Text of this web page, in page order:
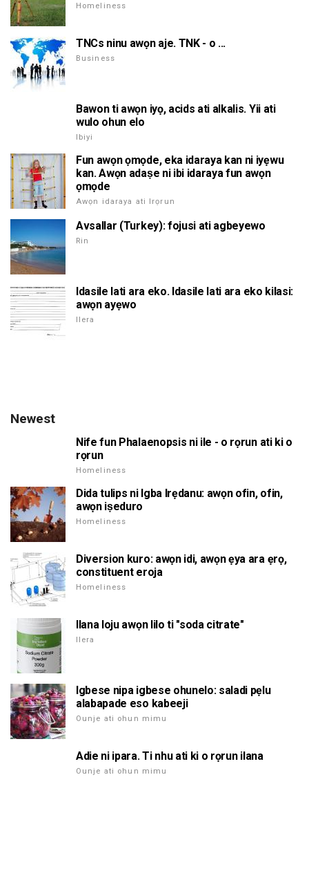
Homeliness
TNCs ninu awọn aje. TNK - o ...
Business
Bawon ti awọn iyọ, acids ati alkalis. Yii ati
wulo ohun elo
Ibiyi
Fun awọn ọmọde, eka idaraya kan ni iyẹwu
kan. Awọn adaṣe ni ibi idaraya fun awọn
ọmọde
Awọn idaraya ati Irọrun
Avsallar (Turkey): fojusi ati agbeyewo
Rin
Idasile lati ara eko. Idasile lati ara eko kilasi:
awọn ayẹwo
Ilera
Newest
Nife fun Phalaenopsis ni ile - o rọrun ati ki o
rọrun
Homeliness
Dida tulips ni Igba Irẹdanu: awọn ofin, ofin,
awọn iṣeduro
Homeliness
Diversion kuro: awọn idi, awọn ẹya ara ẹrọ,
constituent eroja
Homeliness
Ilana loju awọn lilo ti "soda citrate"
Ilera
Igbese nipa igbese ohunelo: saladi pẹlu
alabapade eso kabeeji
Ounje ati ohun mimu
Adie ni ipara. Ti nhu ati ki o rọrun ilana
Ounje ati ohun mimu